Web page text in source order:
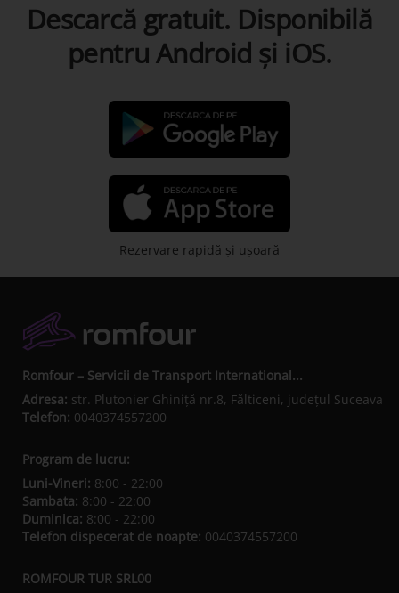
Descarcă gratuit. Disponibilă
pentru Android şi iOS.
Rezervare rapidă şi uşoară
Romfour – Servicii de Transport International...
Adresa: str. Plutonier Ghiniţă nr.8, Fălticeni, judeţul Suceava
Telefon: 0040374557200
Program de lucru:
Luni-Vineri: 8:00 - 22:00
Sambata: 8:00 - 22:00
Duminica: 8:00 - 22:00
Telefon dispecerat de noapte: 0040374557200
ROMFOUR TUR SRL00